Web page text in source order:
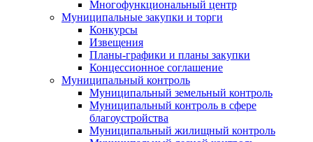
Многофункциональный центр
Муниципальные закупки и торги
Конкурсы
Извещения
Планы-графики и планы закупки
Концессионное соглашение
Муниципальный контроль
Муниципальный земельный контроль
Муниципальный контроль в сфере
благоустройства
Муниципальный жилищный контроль